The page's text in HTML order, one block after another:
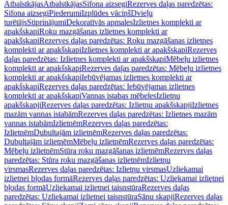
AtbalstkājasAtbalstkājasSifona aizsegiRezerves daļas paredzētas:
Sifona aizsegiPiederumiIzplūdes vāciņšDvieļu
turētājsStiprinājumiDekoratīvās apmalesIzlietnes komplekti ar
apakšskapiRoku mazgāšanas izlietnes komplekti ar
apakšskapiRezerves daļas paredzētas: Roku mazgāšanas izlietnes
komplekti ar apakšskapiIzlietnes komplekti ar apakšskapiRezerves
daļas paredzētas: Izlietnes komplekti ar apakšskapiMēbeļu izlietnes
komplekti ar apakšskapiRezerves daļas paredzētas: Mēbeļu izlietnes
komplekti ar apakšskapiIebūvējamas izlietnes komplekti ar
apakšskapiRezerves daļas paredzētas: Iebūvējamas izlietnes
komplekti ar apakšskapiVannas istabas mēbelesIzlietņu
apakšskapjiRezerves daļas paredzētas: Izlietņu apakšskapjiIzlietnes
mazām vannas istabāmRezerves daļas paredzētas: Izlietnes mazām
vannas istabāmIzlietnēmRezerves daļas paredzētas:
IzlietnēmDubultajām izlietnēmRezerves daļas paredzētas:
Dubultajām izlietnēmMēbeļu izlietnēmRezerves daļas paredzētas:
Mēbeļu izlietnēmStūra roku mazgāšanas izlietnēmRezerves daļas
paredzētas: Stūra roku mazgāšanas izlietnēmIzlietņu
virsmasRezerves daļas paredzētas: Izlietņu virsmasUzliekamai
izlietnei bļodas formāRezerves daļas paredzētas: Uzliekamai izlietnei
bļodas formāUzliekamai izlietnei taisnstūraRezerves daļas
paredzētas: Uzliekamai izlietnei taisnstūraSānu skapjiRezerves daļas